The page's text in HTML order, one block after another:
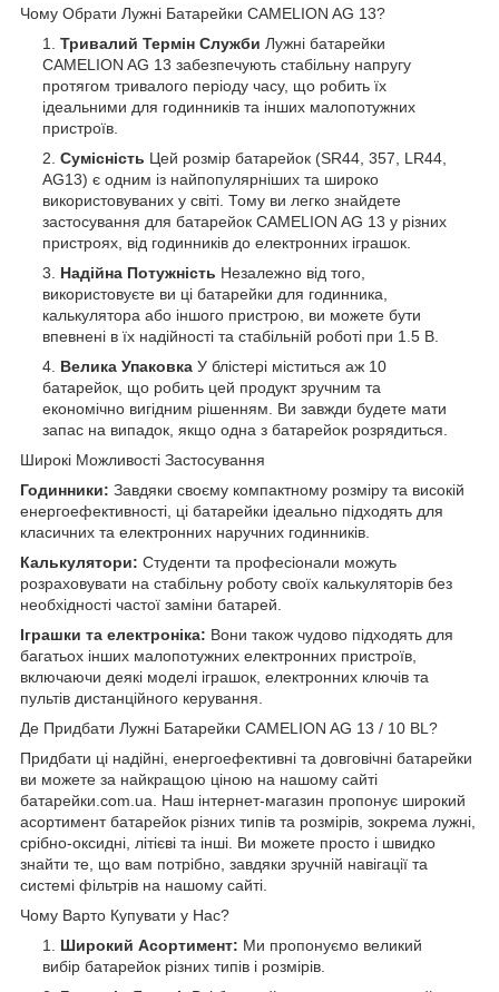
Чому Обрати Лужні Батарейки CAMELION AG 13?
Тривалий Термін Служби Лужні батарейки
CAMELION AG 13 забезпечують стабільну напругу
протягом тривалого періоду часу, що робить їх
ідеальними для годинників та інших малопотужних
пристроїв.
Сумісність Цей розмір батарейок (SR44, 357, LR44,
AG13) є одним із найпопулярніших та широко
використовуваних у світі. Тому ви легко знайдете
застосування для батарейок CAMELION AG 13 у різних
пристроях, від годинників до електронних іграшок.
Надійна Потужність Незалежно від того,
використовуєте ви ці батарейки для годинника,
калькулятора або іншого пристрою, ви можете бути
впевнені в їх надійності та стабільній роботі при 1.5 В.
Велика Упаковка У блістері міститься аж 10
батарейок, що робить цей продукт зручним та
економічно вигідним рішенням. Ви завжди будете мати
запас на випадок, якщо одна з батарейок розрядиться.
Широкі Можливості Застосування
Годинники: Завдяки своєму компактному розміру та високій
енергоефективності, ці батарейки ідеально підходять для
класичних та електронних наручних годинників.
Калькулятори: Студенти та професіонали можуть
розраховувати на стабільну роботу своїх калькуляторів без
необхідності частої заміни батарей.
Іграшки та електроніка: Вони також чудово підходять для
багатьох інших малопотужних електронних пристроїв,
включаючи деякі моделі іграшок, електронних ключів та
пультів дистанційного керування.
Де Придбати Лужні Батарейки CAMELION AG 13 / 10 BL?
Придбати ці надійні, енергоефективні та довговічні батарейки
ви можете за найкращою ціною на нашому сайті
батарейки.com.ua . Наш інтернет-магазин пропонує широкий
асортимент батарейок різних типів та розмірів, зокрема лужні,
срібно-оксидні, літієві та інші. Ви можете просто і швидко
знайти те, що вам потрібно, завдяки зручній навігації та
системі фільтрів на нашому сайті.
Чому Варто Купувати у Нас?
Широкий Асортимент: Ми пропонуємо великий
вибір батарейок різних типів і розмірів.